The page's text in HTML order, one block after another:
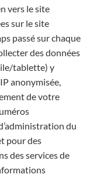
vers le site
sur le site
passé sur chaque
des données
tablette) y
anonymisée,
de votre
du
pour des
des services de